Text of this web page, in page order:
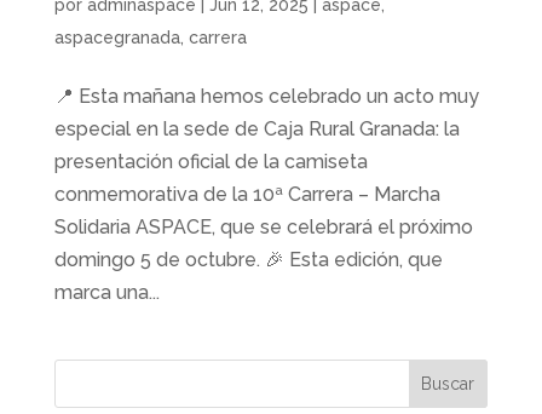
por adminaspace Jun 12, 2025 aspace
aspacegranada, carrera
📍 Esta mañana hemos celebrado un acto muy
especial en la sede de Caja Rural Granada: la
presentación oficial de la camiseta
conmemorativa de la 10ª Carrera – Marcha
Solidaria ASPACE, que se celebrará el próximo
domingo 5 de octubre. 🎉 Esta edición, que
marca una...